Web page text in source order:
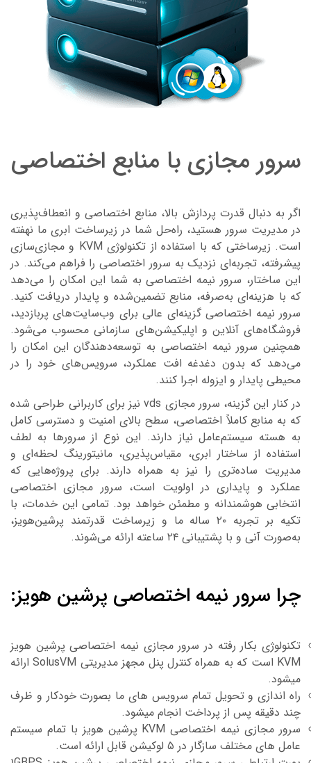
مجازی با منابع اختصاصی
به دنبال قدرت پردازش بالا، منابع اختصاصی و انعطاف‌پذیری
مدیریت سرور هستید، راه‌حل شما در زیرساخت ابری ما نهفته
است. زیرساختی که با استفاده از تکنولوژی KVM و مجازی‌سازی
تجربه‌ای نزدیک به سرور اختصاصی را فراهم می‌کند. در
ساختار، سرور نیمه اختصاصی به شما این امکان را می‌دهد
با هزینه‌ای به‌صرفه، منابع تضمین‌شده‌ و پایدار دریافت کنید.
نیمه اختصاصی گزینه‌ای عالی برای وب‌سایت‌های پربازدید،
آنلاین و اپلیکیشن‌های سازمانی محسوب می‌شود.
سرور نیمه اختصاصی به توسعه‌دهندگان این امکان را
که بدون دغدغه افت عملکرد، سرویس‌های خود را در
پایدار و ایزوله اجرا کنند.
در کنار این گزینه، سرور مجازی vds نیز برای کاربرانی طراحی شده
به منابع کاملاً اختصاصی، سطح بالای امنیت و دسترسی کامل
هسته سیستم‌عامل نیاز دارند. این نوع از سرورها به لطف
از ساختار ابری، مقیاس‌پذیری، مانیتورینگ لحظه‌ای و
ساده‌تری را نیز به همراه دارند. برای پروژه‌هایی که
و پایداری در اولویت است، سرور مجازی اختصاصی
هوشمندانه و مطمئن خواهد بود. تمامی این خدمات، با
تکیه بر تجربه ۲۰ ساله ما و زیرساخت قدرتمند پرشین‌هویز،
آنی و با پشتیبانی ۲۴ ساعته ارائه می‌شوند.
سرور نیمه اختصاصی پرشین هویز:
بکار رفته در سرور مجازی نیمه اختصاصی پرشین هویز
KVM است که به همراه کنترل پنل مجهز مدیریتی SolusVM ارائه
اندازی و تحویل تمام سرویس های ما بصورت خودکار و ظرف
دقیقه پس از پرداخت انجام میشود.
سرور مجازی نیمه اختصاصی KVM پرشین هویز با تمام سیستم
های مختلف سازگار در ۵ لوکیشن قابل ارائه است.